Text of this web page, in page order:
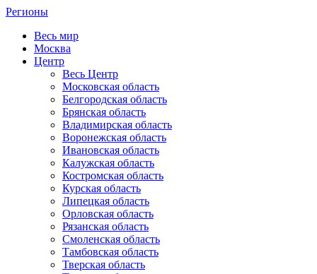
Регионы
Весь мир
Москва
Центр
Весь Центр
Московская область
Белгородская область
Брянская область
Владимирская область
Воронежская область
Ивановская область
Калужская область
Костромская область
Курская область
Липецкая область
Орловская область
Рязанская область
Смоленская область
Тамбовская область
Тверская область